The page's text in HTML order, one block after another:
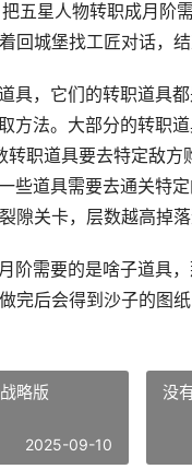
五星人物转职成月阶
回城堡找工匠对话，
具，它们的转职道具
方法。大部分的转职
职道具要去特定敌
些道具需要去通关特
隙关卡，层数越高掉落
阶需要的是啥子道具
完后会得到沙子的图
略版
2025-09-10
没